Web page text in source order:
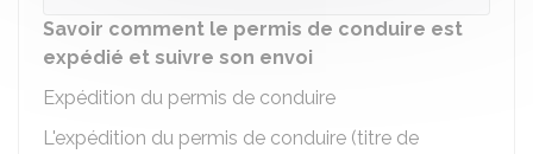
Savoir comment le permis de conduire est
expédié et suivre son envoi
Expédition du permis de conduire
L'expédition du permis de conduire (titre de